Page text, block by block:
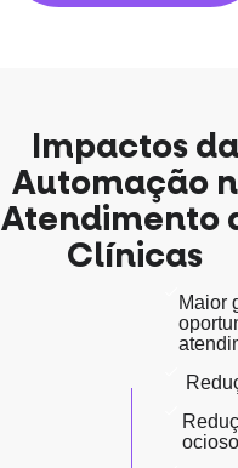
Impactos da
Automação
Atendimento
Clínicas
Maior